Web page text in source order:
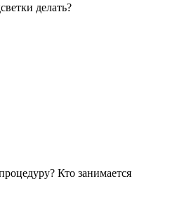
делать?
Кто занимается